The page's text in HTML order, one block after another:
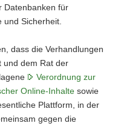
Datenbanken für
Sicherheit.
dass die Verhandlungen
und dem Rat der
Verordnung zur
Online-Inhalte sowie
Plattform, in der
gegen die